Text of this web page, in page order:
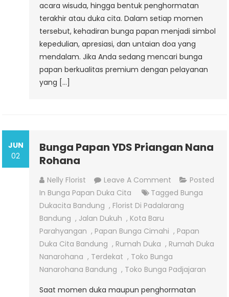
acara wisuda, hingga bentuk penghormatan
terakhir atau duka cita. Dalam setiap momen
tersebut, kehadiran bunga papan menjadi simbol
kepedulian, apresiasi, dan untaian doa yang
mendalam. Jika Anda sedang mencari bunga
papan berkualitas premium dengan pelayanan
yang […]
JUN
02
Bunga Papan YDS Priangan Nana
Rohana
Nelly Florist Leave A Comment On
Bunga
Papan
Priangan
Nana
Rohana
Posted
In Bunga Papan Duka Cita Tagged Bunga
Dukacita Bandung , Florist Di Padalarang
Bandung , Jalan Dukuh , Kota Baru
Parahyangan , Papan Bunga Cimahi , Papan
Duka Cita Bandung , Rumah Duka , Rumah Duka
Nanarohana , Terdekat , Toko Bunga
Nanarohana Bandung , Toko Bunga Padjajaran
Saat momen duka maupun penghormatan